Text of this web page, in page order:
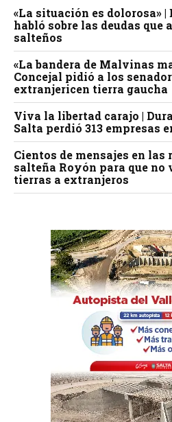
«La situación es dolorosa»
habló sobre las deudas que
salteños
«La bandera de Malvinas
Concejal pidió a los
extranjericen tierra gaucha
Viva la libertad carajo |
Salta perdió 313 empresas
Cientos de mensajes en las
salteña Royón para que no
tierras a extranjeros